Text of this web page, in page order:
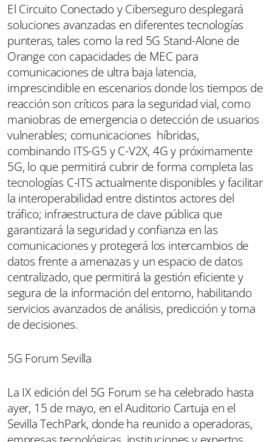
El Circuito Conectado y Ciberseguro desplegará
soluciones avanzadas en diferentes tecnologías
punteras, tales como la red 5G Stand-Alone de
Orange con capacidades de MEC para
comunicaciones de ultra baja latencia,
imprescindible en escenarios donde los tiempos de
reacción son críticos para la seguridad vial, como
maniobras de emergencia o detección de usuarios
vulnerables; comunicaciones híbridas,
combinando ITS-G5 y C-V2X, 4G y próximamente
5G, lo que permitirá cubrir de forma completa las
tecnologías C-ITS actualmente disponibles y facilitar
la interoperabilidad entre distintos actores del
tráfico; infraestructura de clave pública que
garantizará la seguridad y confianza en las
comunicaciones y protegerá los intercambios de
datos frente a amenazas y un espacio de datos
centralizado, que permitirá la gestión eficiente y
segura de la información del entorno, habilitando
servicios avanzados de análisis, predicción y toma
de decisiones.
5G Forum Sevilla
La IX edición del 5G Forum se ha celebrado hasta
ayer, 15 de mayo, en el Auditorio Cartuja en el
Sevilla TechPark, donde ha reunido a operadoras,